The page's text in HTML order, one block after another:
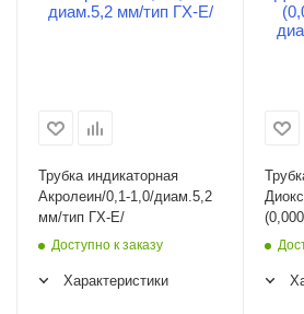
Трубка индикаторная
Акролеин/0,1-1,0/диам.5,2
мм/тип ГХ-Е/
Доступно к заказу
Характеристики